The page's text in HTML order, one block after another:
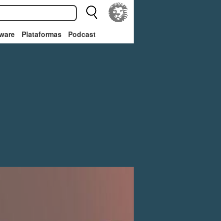
Plataformas Podcast